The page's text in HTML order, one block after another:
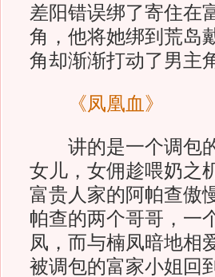
差阳错误绑了寄住在
角，他将她绑到荒岛
角却渐渐打动了男
《凤凰血》
讲的是一个调包的
女儿，女佣趁喂奶之
富贵人家的阿帕查傲
帕查的两个哥哥，一
凤，而与楠凤暗地
被调包的富家小姐回